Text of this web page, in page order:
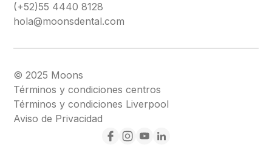
(+52)55 4440 8128
hola@moonsdental.com
© 2025 Moons
Términos y condiciones centros
Términos y condiciones Liverpool
Aviso de Privacidad